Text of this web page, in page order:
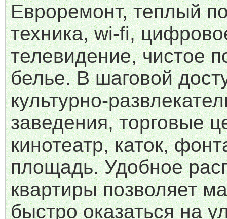
Евроремонт, теплый
техника, wi-fi,
телевидение, чистое
белье. В шаговой
культурно-
заведения, торговые
кинотеатр, каток,
площадь. Удобное
квартиры позволяет
быстро оказаться на